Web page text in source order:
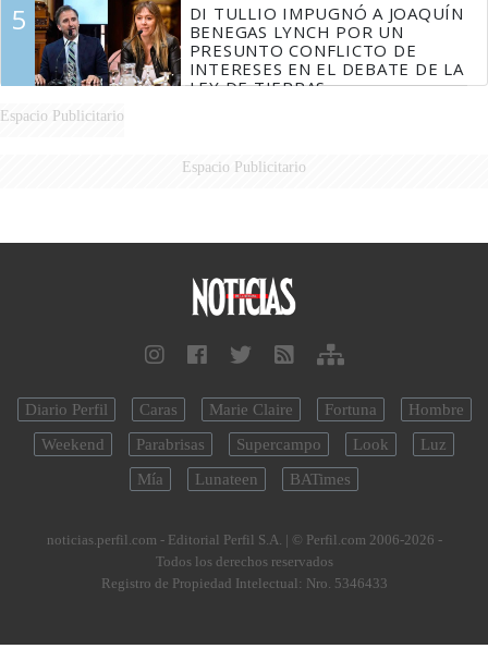
5
DI TULLIO IMPUGNÓ A JOAQUÍN
BENEGAS LYNCH POR UN
PRESUNTO CONFLICTO DE
INTERESES EN EL DEBATE DE LA
LEY DE TIERRAS
Espacio Publicitario
Espacio Publicitario
Diario Perfil Caras Marie Claire Fortuna
Hombre
Weekend
Parabrisas Supercampo Look
Luz
Mía
Lunateen BATimes
noticias.perfil.com - Editorial Perfil S.A. | © Perfil.com 2006-2026 -
Todos los derechos reservados
Registro de Propiedad Intelectual: Nro. 5346433